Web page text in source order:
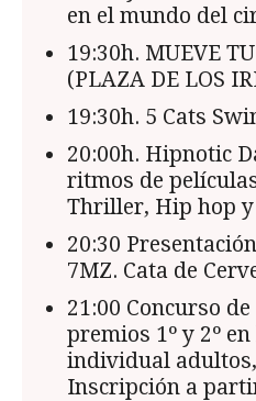
en el mundo del
19:30h. MUEVE
(PLAZA DE LOS
19:30h. 5 Cats
20:00h. Hipnotic
ritmos de
Thriller, Hip hop
20:30
7MZ. Cata de
21:00 Concurso
premios 1º y 2º
individual
Inscripción a